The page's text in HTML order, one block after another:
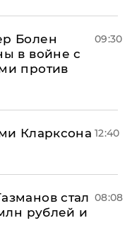
Болен
в войне с
против
09:30
Кларксона 12:40
стал
рублей и
08:08